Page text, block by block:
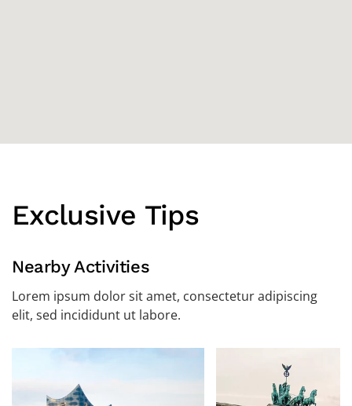
Exclusive Tips
Nearby Activities
Lorem ipsum dolor sit amet, consectetur adipiscing
elit, sed incididunt ut labore.